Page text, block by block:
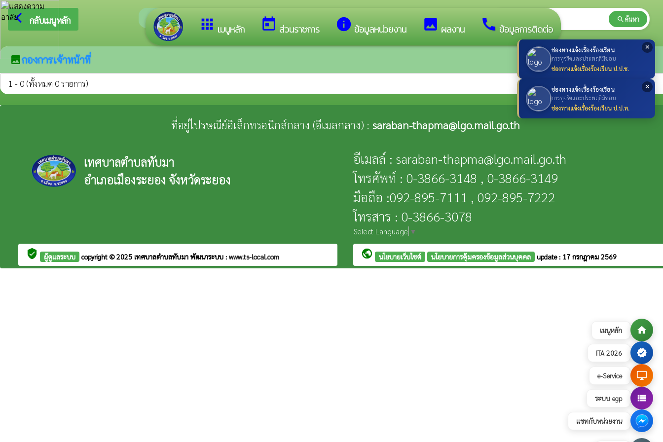
เมนูหลัก home
ITA 2026 verified
e-Service desktop_windows
ระบบ egp view_list
แชทกับหน่วยงาน
✕
ช่องทางแจ้งเรื่องร้องเรียน
การทุจริตและประพฤติมิชอบ
ช่องทางแจ้งเรื่องร้องเรียน ป.ป.ช.
✕
ช่องทางแจ้งเรื่องร้องเรียน
การทุจริตและประพฤติมิชอบ
ช่องทางแจ้งเรื่องร้องเรียน ป.ป.ท.
apps เมนูหลัก today ส่วนราชการ info ข้อมูลหน่วยงาน image ผลงาน call ข้อมูลการติดต่อ
arrow_back_ios กลับเมนูหลัก ยินดีต้อนรับสู่เว็บไซต์ของ เทศบาลตำบลทับมา search ค้นหา
imageกองการเจ้าหน้าที่
1 - 0 (ทั้งหมด 0 รายการ)
ที่อยู่ไปรษณีย์อิเล็กทรอนิกส์กลาง (อีเมลกลาง) : saraban-thapma@lgo.mail.go.th
เทศบาลตำบลทับมา
อำเภอเมืองระยอง จังหวัดระยอง
อีเมลล์ : saraban-thapma@lgo.mail.go.th
โทรศัพท์ : 0-3866-3148 , 0-3866-3149
มือถือ :092-895-7111 , 092-895-7222
โทรสาร : 0-3866-3078
Select Language ▼
verified_user ผู้ดูแลระบบ copyright © 2025 เทศบาลตำบลทับมา พัฒนาระบบ : www.ts-local.com public นโยบายเว็บไซต์ นโยบายการคุ้มครองข้อมูลส่วนบุคคล update : 17 กรกฎาคม 2569